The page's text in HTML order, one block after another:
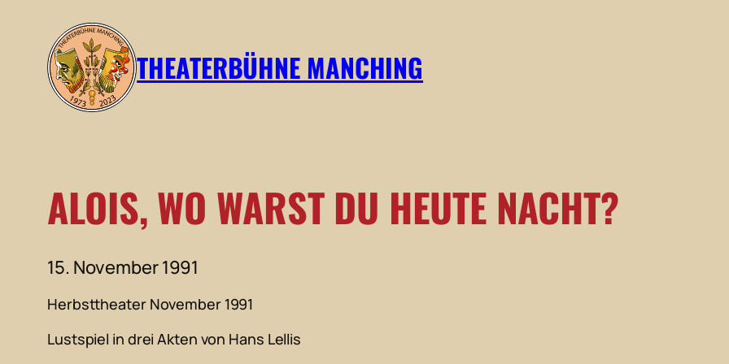
Inhalt
springen
THEATERBÜHNE MANCHING
ALOIS, WO WARST DU HEUTE NACHT?
15. November 1991
Herbsttheater November 1991
Lustspiel in drei Akten von Hans Lellis